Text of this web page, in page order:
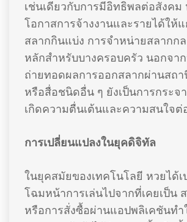
เช่นเดียวกับการมีอิทธิพลต่อสังคม
โอกาสการจ้างงานและรายได้ให้
สลากกินแบ่ง การจำหน่ายสลากกล
หลักสำหรับบางครอบครัว นอกจา
ถ่ายทอดผลการออกสลากผ่านสถ
หรือสื่อชนิดอื่น ๆ ยังเป็นการกระจ
เกิดความตื่นเต้นและความสนใจ
การเปลี่ยนแปลงในยุคดิจิทัล
ในยุคสมัยของเทคโนโลยี หวยได้เ
โฉมหน้าการเล่นไปจากที่เคยเป็น
หรือการสั่งซื้อผ่านแอปพลิเคชันทำ